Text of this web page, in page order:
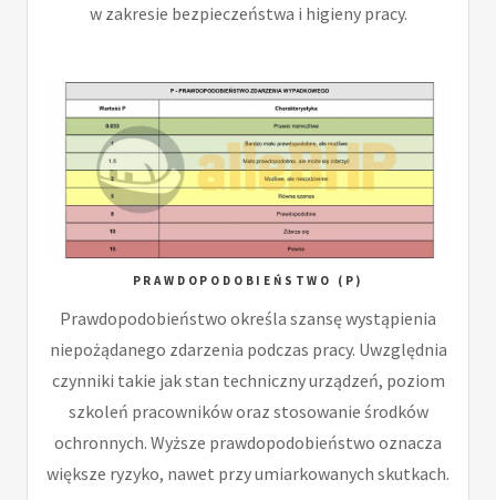
w zakresie bezpieczeństwa i higieny pracy.
PRAWDOPODOBIEŃSTWO (P)
Prawdopodobieństwo określa szansę wystąpienia
niepożądanego zdarzenia podczas pracy. Uwzględnia
czynniki takie jak stan techniczny urządzeń, poziom
szkoleń pracowników oraz stosowanie środków
ochronnych. Wyższe prawdopodobieństwo oznacza
większe ryzyko, nawet przy umiarkowanych skutkach.